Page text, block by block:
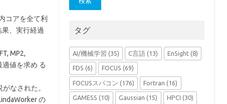
コアを全て利
、実行経過
MP2,
値を求め る
なされた。
の
タグ
AI/機械学習 (35) C言語 (13) EnSight (8)
FDS (6) FOCUS (69)
FOCUSスパコン (176) Fortran (16)
GAMESS (10) Gaussian (15) HPCI (30)